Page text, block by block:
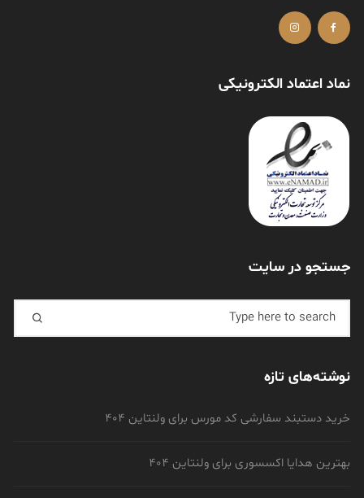
نماد اعتماد الکترونیکی
جستجو در سایت
Search for:
نوشته‌های تازه
خرید دستبند سفارشی کد مورس برای ولنتاین 404
بهترین هدایا اکسسوری برای ولنتاین 404